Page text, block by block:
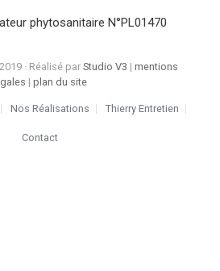
phytosanitaire N°PL01470
· Réalisé par Studio V3 | mentions
| plan du site
Nos Réalisations Thierry Entretien
Contact